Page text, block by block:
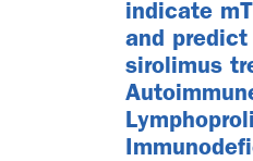
indicate
and
sirolimus